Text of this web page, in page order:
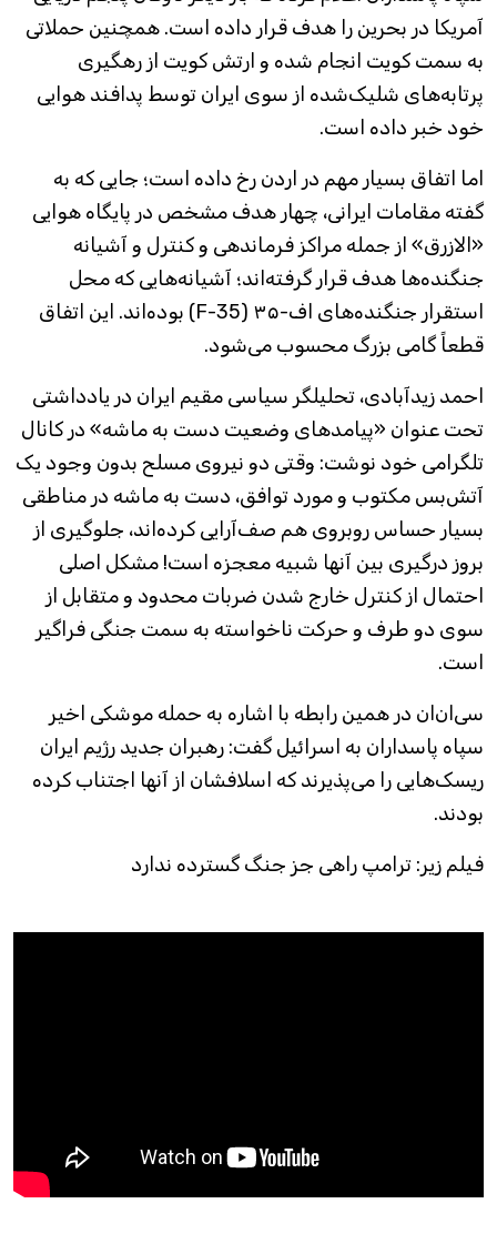
آمریکا در بحرین را هدف قرار داده است. همچنین حملاتی
به سمت کویت انجام شده و ارتش کویت از رهگیری
پرتابه‌های شلیک‌شده از سوی ایران توسط پدافند هوایی
خود خبر داده است.
اما اتفاق بسیار مهم در اردن رخ داده است؛ جایی که به
گفته مقامات ایرانی، چهار هدف مشخص در پایگاه هوایی
«الازرق» از جمله مراکز فرماندهی و کنترل و آشیانه
جنگنده‌ها هدف قرار گرفته‌اند؛ آشیانه‌هایی که محل
استقرار جنگنده‌های اف-۳۵ (F-35) بوده‌اند. این اتفاق
قطعاً گامی بزرگ محسوب می‌شود.
احمد زیدآبادی، تحلیلگر سیاسی مقیم ایران در یادداشتی
تحت عنوان «پیامدهای وضعیت دست به ماشه» در کانال
تلگرامی خود نوشت: وقتی دو نیروی مسلح بدون وجود یک
آتش‌بس مکتوب و مورد توافق، دست به ماشه در مناطقی
بسیار حساس روبروی هم صف‌آرایی کرده‌اند، جلوگیری از
بروز درگیری بین آنها شبیه معجزه است! مشکل اصلی
احتمال از کنترل خارج شدن ضربات محدود و متقابل از
سوی دو طرف و حرکت ناخواسته به سمت جنگی فراگیر
است.
سی‌ان‌ان در همین رابطه با اشاره به حمله موشکی اخیر
سپاه پاسداران به اسرائیل گفت: رهبران جدید رژیم ایران
ریسک‌هایی را می‌پذیرند که اسلافشان از آنها اجتناب کرده
بودند.
فیلم زیر: ترامپ راهی جز جنگ گسترده ندارد